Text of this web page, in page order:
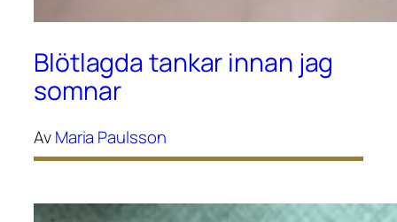
Blötlagda tankar innan jag
somnar
AvMaria Paulsson